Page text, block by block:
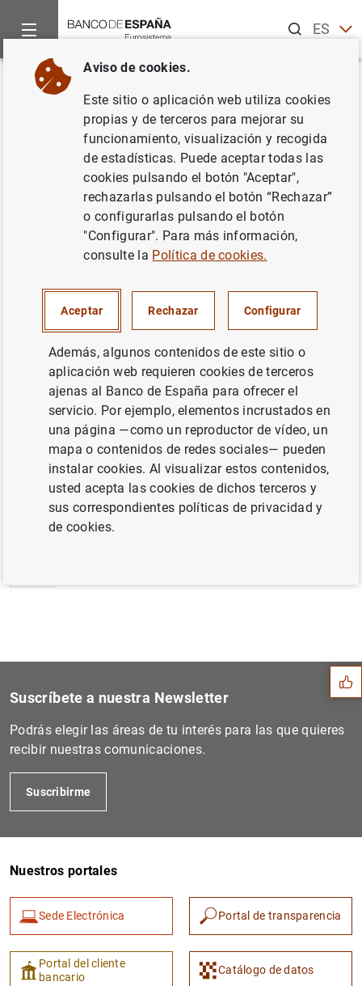
ESEN
Inicio Noticias y eventos
Volver
El uso internacional del euro se
mantuvo, en general, estable en
EFECTIVO, MONEDAS Y BILLETES
BCE, EUROSISTEMA
El uso internacional del euro se mantuvo, en
general, estable en 2019 (267
Siguiente
Indicadores financieros est...
Sugerencias
1 2
Suscríbete a nuestra Newsletter
Podrás elegir las áreas de tu interés para las que quieres
recibir nuestras comunicaciones.
Suscribirme
Nuestros portales
Sede Electrónica Portal de transparencia
Portal del cliente
bancario
Catálogo de datos
Aviso de cookies.
Este sitio o aplicación web utiliza cookies
propias y de terceros para mejorar su
funcionamiento, visualización y recogida
de estadísticas. Puede aceptar todas las
cookies pulsando el botón "Aceptar",
rechazarlas pulsando el botón “Rechazar”
o configurarlas pulsando el botón
"Configurar". Para más información,
consulte la Política de cookies.
Aceptar Rechazar Configurar
Además, algunos contenidos de este sitio o
aplicación web requieren cookies de terceros
ajenas al Banco de España para ofrecer el
servicio. Por ejemplo, elementos incrustados en
una página —como un reproductor de vídeo, un
mapa o contenidos de redes sociales— pueden
instalar cookies. Al visualizar estos contenidos,
usted acepta las cookies de dichos terceros y
sus correspondientes políticas de privacidad y
de cookies.